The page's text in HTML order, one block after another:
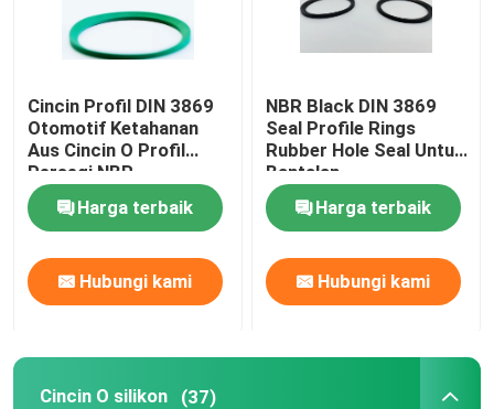
Cincin Profil DIN 3869
Otomotif Ketahanan
Aus Cincin O Profil
Persegi NBR
Harga terbaik
Hubungi kami
NBR Black DIN 3869
Seal Profile Rings
Rubber Hole Seal Untuk
Bantalan
Harga terbaik
Hubungi kami
Cincin O silikon (37)